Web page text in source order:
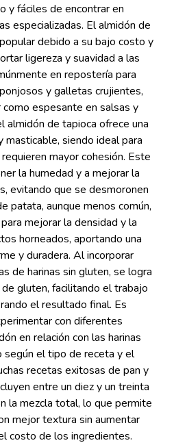
y fáciles de encontrar en
especializadas. El almidón de
debido a su bajo costo y
ligereza y suavidad a las
en repostería para
y galletas crujientes,
como espesante en salsas y
almidón de tapioca ofrece una
siendo ideal para
mayor cohesión. Este
la humedad y a mejorar la
evitando que se desmoronen
patata, aunque menos común,
mejorar la densidad y la
horneados, aportando una
y duradera. Al incorporar
de harinas sin gluten, se logra
gluten, facilitando el trabajo
el resultado final. Es
con diferentes
en relación con las harinas
según el tipo de receta y el
recetas exitosas de pan y
entre un diez y un treinta
la mezcla total, lo que permite
mejor textura sin aumentar
costo de los ingredientes.